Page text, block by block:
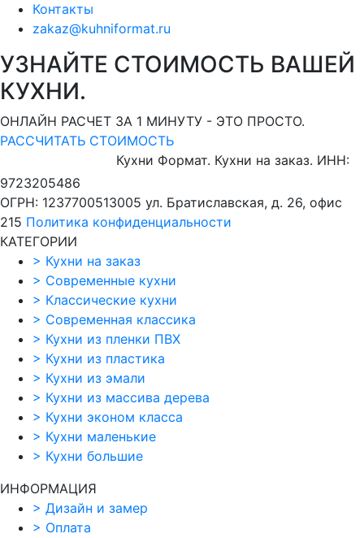
Контакты
zakaz@kuhniformat.ru
УЗНАЙТЕ СТОИМОСТЬ ВАШЕЙ
КУХНИ.
ОНЛАЙН РАСЧЕТ ЗА 1 МИНУТУ - ЭТО ПРОСТО.
РАССЧИТАТЬ СТОИМОСТЬ
Кухни Формат. Кухни на заказ. ИНН:
9723205486
ОГРН: 1237700513005 ул. Братиславская, д. 26, офис
215 Политика конфиденциальности
КАТЕГОРИИ
> Кухни на заказ
> Современные кухни
> Классические кухни
> Современная классика
> Кухни из пленки ПВХ
> Кухни из пластика
> Кухни из эмали
> Кухни из массива дерева
> Кухни эконом класса
> Кухни маленькие
> Кухни большие
ИНФОРМАЦИЯ
> Дизайн и замер
> Оплата